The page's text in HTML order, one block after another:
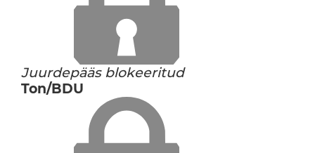
Juurdepääs blokeeritud
Ton/BDU